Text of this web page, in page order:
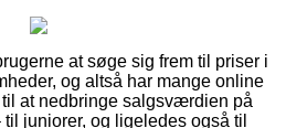
at søge sig frem til priser i
og altså har mange online
at nedbringe salgsværdien på
juniorer, og ligeledes også til